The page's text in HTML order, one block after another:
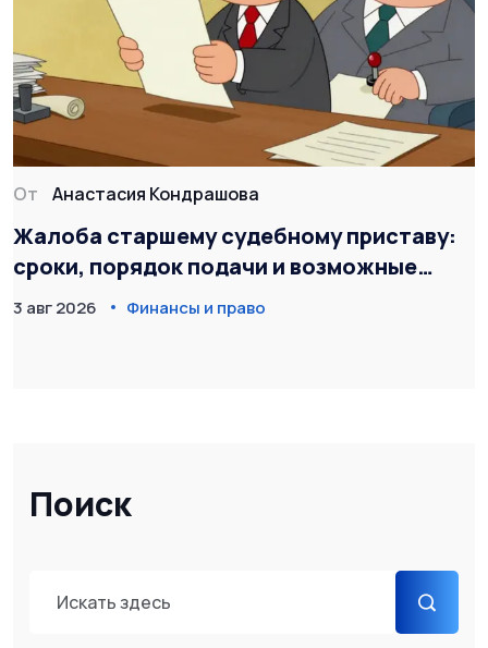
Поиск
От Анастасия Кондрашова
Жалоба старшему судебному приставу:
сроки, порядок подачи и возможные
результаты
3 авг 2026 Финансы и право